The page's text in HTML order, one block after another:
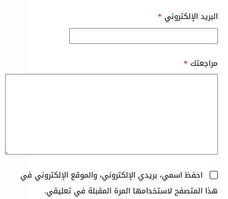
البريد الإلكتروني *
مراجعتك *
احفظ اسمي، بريدي الإلكتروني، والموقع الإلكتروني في
هذا المتصفح لاستخدامها المرة المقبلة في تعليقي.